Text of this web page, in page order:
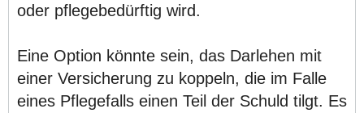
oder pflegebedürftig wird.
Eine Option könnte sein, das Darlehen mit
einer Versicherung zu koppeln, die im Falle
eines Pflegefalls einen Teil der Schuld tilgt. Es